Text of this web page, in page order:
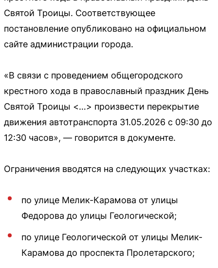
Святой Троицы. Соответствующее
постановление опубликовано на официальном
сайте администрации города.
«В связи с проведением общегородского
крестного хода в православный праздник День
Святой Троицы <…> произвести перекрытие
движения автотранспорта 31.05.2026 с 09:30 до
12:30 часов», — говорится в документе.
Ограничения вводятся на следующих участках:
по улице Мелик-Карамова от улицы
Федорова до улицы Геологической;
по улице Геологической от улицы Мелик-
Карамова до проспекта Пролетарского;